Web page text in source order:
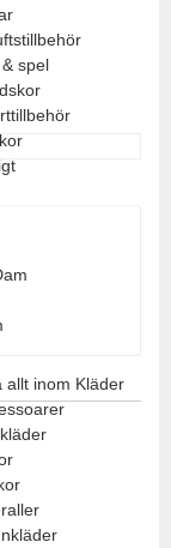
spel
allt inom Kläder